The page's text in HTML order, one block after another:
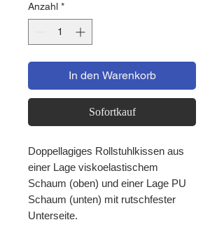
Anzahl *
In den Warenkorb
Sofortkauf
Doppellagiges Rollstuhlkissen aus
einer Lage viskoelastischem
Schaum (oben) und einer Lage PU
Schaum (unten) mit rutschfester
Unterseite.